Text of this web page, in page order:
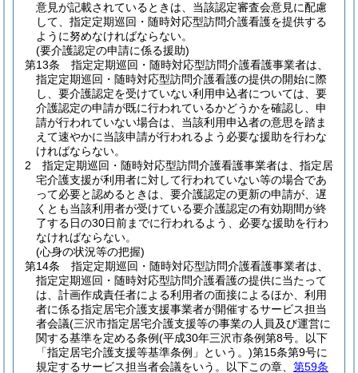
意見が記載されているときは、当該認定審査会意見に配慮
して、指定定期巡回・随時対応型訪問介護看護を提供する
ように努めなければならない。
(要介護認定の申請に係る援助)
第13条
指定定期巡回・随時対応型訪問介護看護事業者は、
指定定期巡回・随時対応型訪問介護看護の提供の開始に際
し、要介護認定を受けていない利用申込者については、要
介護認定の申請が既に行われているかどうかを確認し、申
請が行われていない場合は、当該利用申込者の意思を踏ま
えて速やかに当該申請が行われるよう必要な援助を行わな
ければならない。
2
指定定期巡回・随時対応型訪問介護看護事業者は、指定居
宅介護支援が利用者に対して行われていない等の場合であ
って必要と認めるときは、要介護認定の更新の申請が、遅
くとも当該利用者が受けている要介護認定の有効期間が終
了する日の30日前までに行われるよう、必要な援助を行わ
なければならない。
(心身の状況等の把握)
第14条
指定定期巡回・随時対応型訪問介護看護事業者は、
指定定期巡回・随時対応型訪問介護看護の提供に当たって
は、計画作成責任者による利用者の面接によるほか、利用
者に係る指定居宅介護支援事業者が開催するサービス担当
者会議(三沢市指定居宅介護支援等の事業の人員及び運営に
関する基準を定める条例(平成30年三沢市条例第8号。以下
「指定居宅介護支援等基準条例」という。)第15条第9号に
規定するサービス担当者会議をいう。以下この章、 第59条